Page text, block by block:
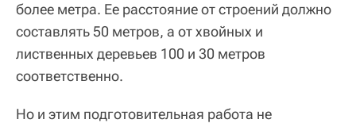
более метра. Ее расстояние от строений должно
составлять 50 метров, а от хвойных и
лиственных деревьев 100 и 30 метров
соответственно.
Но и этим подготовительная работа не